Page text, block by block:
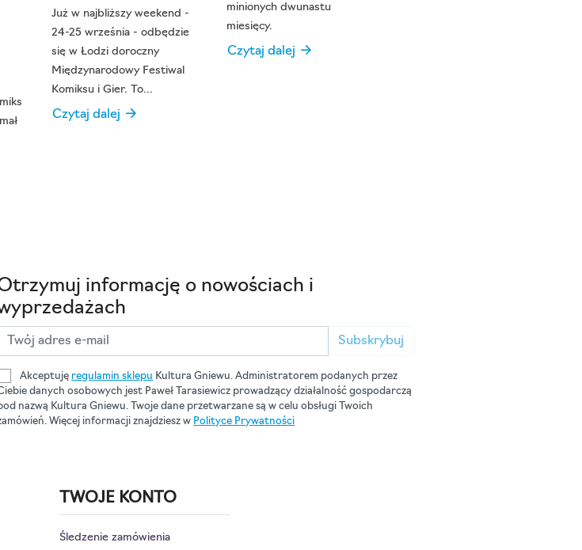
Już w najbliższy weekend -
24-25 września - odbędzie
się w Łodzi doroczny
Międzynarodowy Festiwal
Komiksu i Gier. To...
Czytaj dalej →
minionych dwunastu
miesięcy.
Czytaj dalej →
informację o nowościach i
Subskrybuj
Akceptuję regulamin sklepu Kultura Gniewu. Administratorem podanych przez
danych osobowych jest Paweł Tarasiewicz prowadzący działalność gospodarczą
nazwą Kultura Gniewu. Twoje dane przetwarzane są w celu obsługi Twoich
Więcej informacji znajdziesz w Polityce Prywatności
TWOJE KONTO
Śledzenie zamówienia